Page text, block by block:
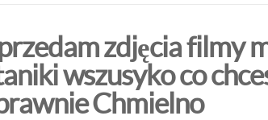
zdjęcia filmy
wszusyko co
Chmielno